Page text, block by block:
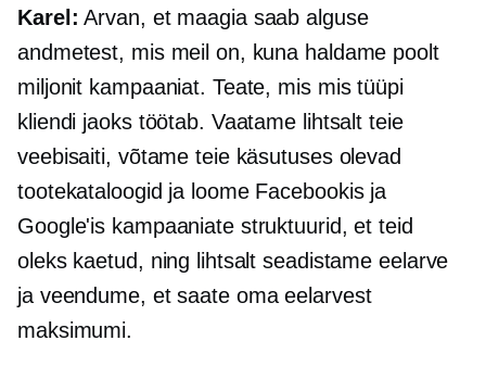
Karel: Arvan, et maagia saab alguse
andmetest, mis meil on, kuna haldame poolt
miljonit kampaaniat. Teate, mis mis tüüpi
kliendi jaoks töötab. Vaatame lihtsalt teie
veebisaiti, võtame teie käsutuses olevad
tootekataloogid ja loome Facebookis ja
Google'is kampaaniate struktuurid, et teid
oleks kaetud, ning lihtsalt seadistame eelarve
ja veendume, et saate oma eelarvest
maksimumi.